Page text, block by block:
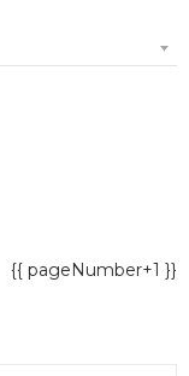
{{ pageNumber+1 }}